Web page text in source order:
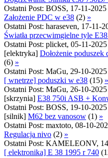
Ostatni Post: BOSS, 17-11-
Założenie PDC w e38 (2) »
Ostatni Post: haraseven, 17-11-
Światła przecwimgielne tyle
Ostatni Post: plicket, 05-11-2025
[elektryka] Dołożenie
(6) »
Ostatni Post: MaGu, 29-10-2025
[ wnetrze] poduszki w e38 (15) »
Ostatni Post: MaGu, 26-10-
[skrzynia] E38 750i ASB +
Ostatni Post: BOSS, 19-10-
[silnik] M62 bez vanosow (1) »
Ostatni Post: maxtoto, 08-10-
Regulacja nivo (2) »
Ostatni Post: KAMELEONV,
[ elektronika] E 38 1995 r 740